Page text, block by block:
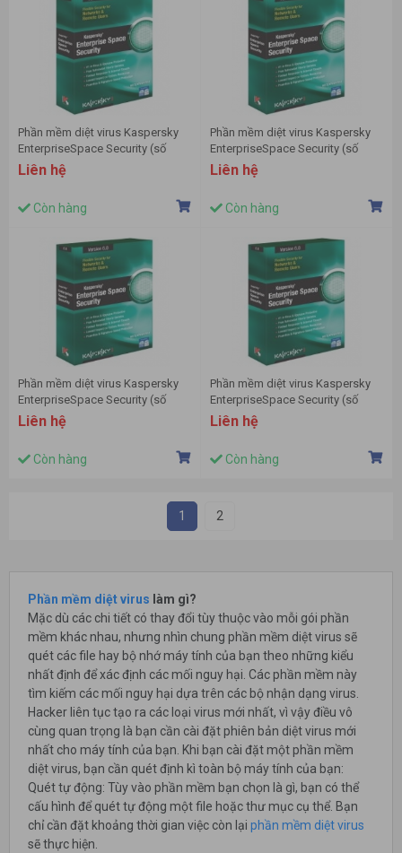
Phần mềm diệt virus Kaspersky
EnterpriseSpace Security (số
lượng >1000)
Liên hệ
Còn hàng
Phần mềm diệt virus Kaspersky
EnterpriseSpace Security (số
lượng 10-14)
Liên hệ
Còn hàng
Phần mềm diệt virus Kaspersky
EnterpriseSpace Security (số
lượng 100-149)
Liên hệ
Còn hàng
Phần mềm diệt virus Kaspersky
EnterpriseSpace Security (số
lượng 15-19)
Liên hệ
Còn hàng
1 2
Phần mềm diệt virus làm gì?
Mặc dù các chi tiết có thay đổi tùy thuộc vào mỗi gói phần
mềm khác nhau, nhưng nhìn chung phần mềm diệt virus sẽ
quét các file hay bộ nhớ máy tính của bạn theo những kiểu
nhất định để xác định các mối nguy hại. Các phần mềm này
tìm kiếm các mối nguy hại dựa trên các bộ nhận dạng virus.
Hacker liên tục tạo ra các loại virus mới nhất, vì vậy điều vô
cùng quan trọng là bạn cần cài đặt phiên bản diệt virus mới
nhất cho máy tính của bạn. Khi bạn cài đặt một phần mềm
diệt virus, bạn cần quét định kì toàn bộ máy tính của bạn:
Quét tự động: Tùy vào phần mềm bạn chọn là gì, bạn có thể
cấu hình để quét tự động một file hoặc thư mục cụ thể. Bạn
chỉ cần đặt khoảng thời gian việc còn lại phần mềm diệt virus
sẽ thực hiện.